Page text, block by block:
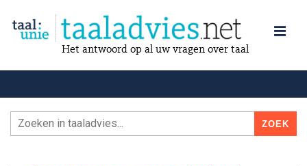
Het antwoord op al uw vragen over taal